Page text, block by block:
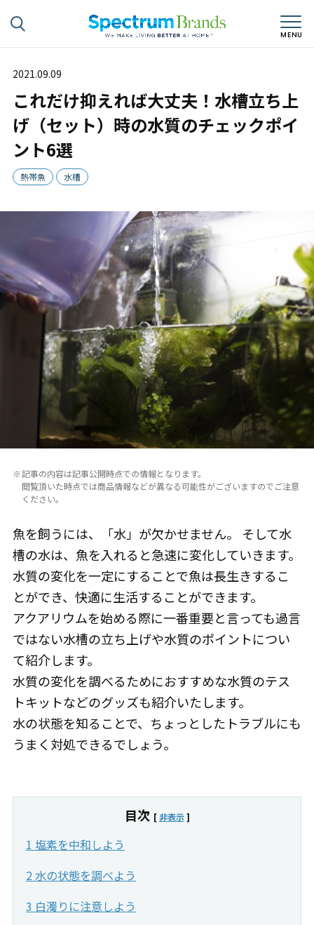
2021.09.09
これだけ抑えれば大丈夫！水槽立ち上
げ（セット）時の水質のチェックポイ
ント6選
熱帯魚 水槽
記事の内容は記事公開時点での情報となります。
閲覧頂いた時点では商品情報などが異なる可能性がございますのでご注意
ください。
魚を飼うには、「水」が欠かせません。 そして水
槽の水は、魚を入れると急速に変化していきます。
水質の変化を一定にすることで魚は長生きするこ
とができ、快適に生活することができます。
アクアリウムを始める際に一番重要と言っても過言
ではない水槽の立ち上げや水質のポイントについ
て紹介します。
水質の変化を調べるためにおすすめな水質のテス
トキットなどのグッズも紹介いたします。
水の状態を知ることで、ちょっとしたトラブルにも
うまく対処できるでしょう。
目次 [非表示]
1 塩素を中和しよう
2 水の状態を調べよう
3 白濁りに注意しよう